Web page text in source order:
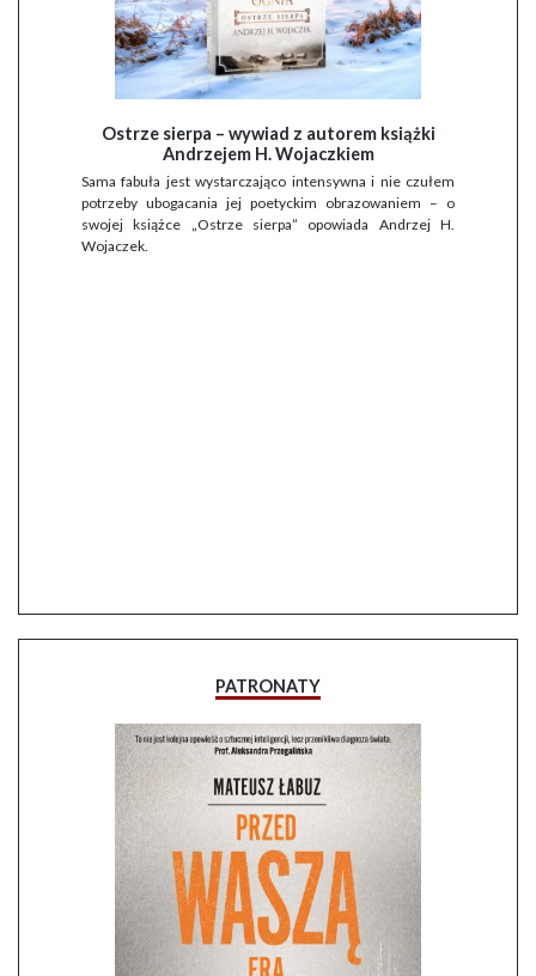
Ostrze sierpa – wywiad z autorem książki
Andrzejem H. Wojaczkiem
Sama fabuła jest wystarczająco intensywna i nie czułem
potrzeby ubogacania jej poetyckim obrazowaniem – o
swojej książce „Ostrze sierpa” opowiada Andrzej H.
Wojaczek.
PATRONATY